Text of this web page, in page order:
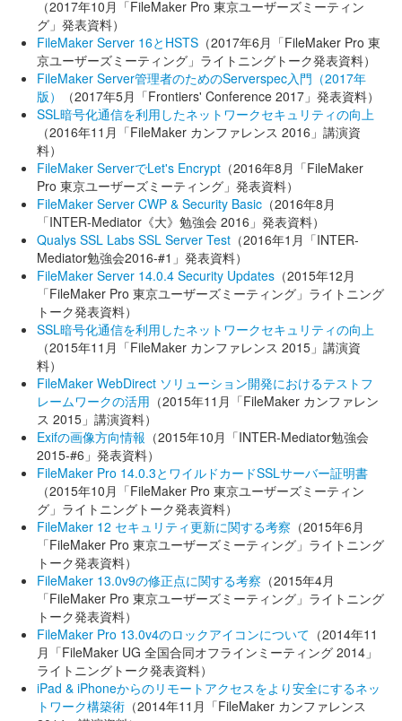
（2017年10月「FileMaker Pro 東京ユーザーズミーティン
グ」発表資料）
FileMaker Server 16とHSTS （2017年6月「FileMaker Pro 東
京ユーザーズミーティング」ライトニングトーク発表資料）
FileMaker Server管理者のためのServerspec入門（2017年
版）
（2017年5月「Frontiers' Conference 2017」発表資料）
SSL暗号化通信を利用したネットワークセキュリティの向上
（2016年11月「FileMaker カンファレンス 2016」講演資
料）
FileMaker ServerでLet's Encrypt （2016年8月「FileMaker
Pro 東京ユーザーズミーティング」発表資料）
FileMaker Server CWP & Security Basic （2016年8月
「INTER-Mediator《大》勉強会 2016」発表資料）
Qualys SSL Labs SSL Server Test （2016年1月「INTER-
Mediator勉強会2016-#1」発表資料）
FileMaker Server 14.0.4 Security Updates （2015年12月
「FileMaker Pro 東京ユーザーズミーティング」ライトニング
トーク発表資料）
SSL暗号化通信を利用したネットワークセキュリティの向上
（2015年11月「FileMaker カンファレンス 2015」講演資
料）
FileMaker WebDirect ソリューション開発におけるテストフ
レームワークの活用 （2015年11月「FileMaker カンファレン
ス 2015」講演資料）
Exifの画像方向情報 （2015年10月「INTER-Mediator勉強会
2015-#6」発表資料）
FileMaker Pro 14.0.3とワイルドカードSSLサーバー証明書
（2015年10月「FileMaker Pro 東京ユーザーズミーティン
グ」ライトニングトーク発表資料）
FileMaker 12 セキュリティ更新に関する考察 （2015年6月
「FileMaker Pro 東京ユーザーズミーティング」ライトニング
トーク発表資料）
FileMaker 13.0v9の修正点に関する考察 （2015年4月
「FileMaker Pro 東京ユーザーズミーティング」ライトニング
トーク発表資料）
FileMaker Pro 13.0v4のロックアイコンについて （2014年11
月「FileMaker UG 全国合同オフラインミーティング 2014」
ライトニングトーク発表資料）
iPad & iPhoneからのリモートアクセスをより安全にするネッ
トワーク構築術 （2014年11月「FileMaker カンファレンス